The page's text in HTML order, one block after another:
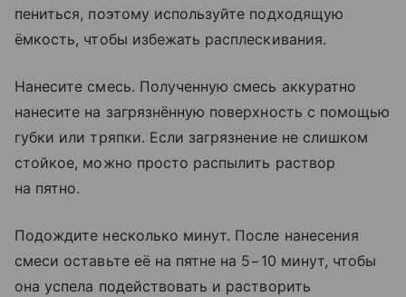
пениться, поэтому используйте подходящую
ёмкость, чтобы избежать расплескивания.
Нанесите смесь. Полученную смесь аккуратно
нанесите на загрязнённую поверхность с помощью
губки или тряпки. Если загрязнение не слишком
стойкое, можно просто распылить раствор
на пятно.
Подождите несколько минут. После нанесения
смеси оставьте её на пятне на 5−10 минут, чтобы
она успела подействовать и растворить